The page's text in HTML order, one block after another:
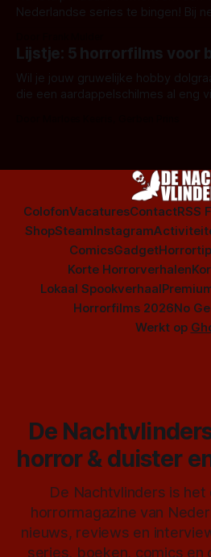
Nederlandse series te bingen! Bij nederhorror denk je al
Amsterdamned of The Johnsons.
is niet beperkt tot films. Hier een
Lijstje: 5 horrorfilms voor
Wil je jouw gruwelijke hobby
die een aardappelschilmes al eng
ColofonVacaturesContactRSS
ShopSteamInstagram
ComicsGadget
Korte Horrorverhalen
Lokaal Spookverhaal
Horrorfilms 2026No
Werkt op
De
horror & duister
De Nachtvlinders is
horrormagazine van
nieuws, reviews en
series, boeken, comics en